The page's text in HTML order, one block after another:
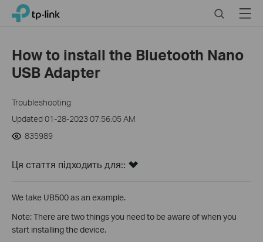
Click
navigation
TP-Link, Reliably Smart SearchMenu
How to install the Bluetooth Nano
USB Adapter
Troubleshooting
Updated 01-28-2023 07:56:05 AM
835989
Ця стаття підходить для::
We take UB500 as an example.
Note: There are two things you need to be aware of when you
start installing the device.